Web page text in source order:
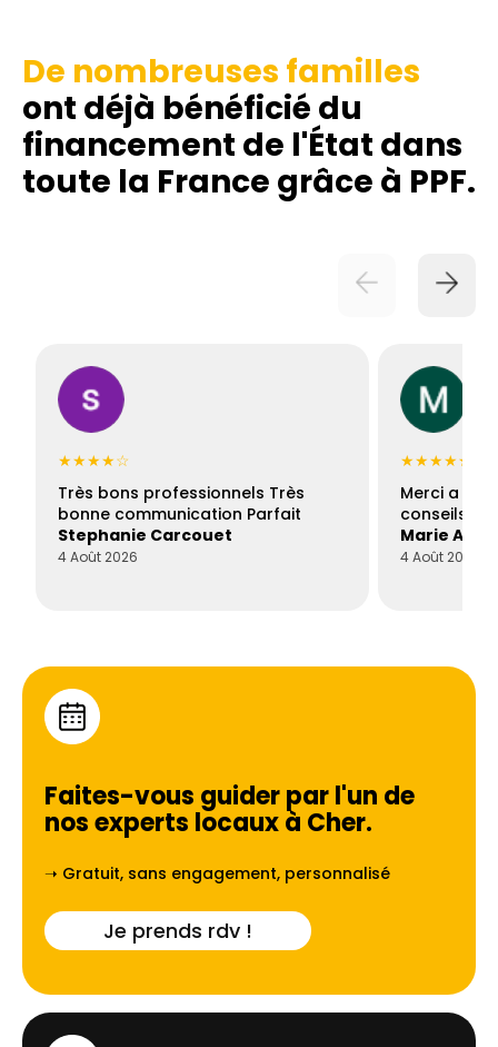
De nombreuses familles
ont déjà bénéficié du
financement de l'État dans
toute la France grâce à PPF.
★★★★☆
Très bons professionnels Très
bonne communication Parfait
Stephanie Carcouet
4 Août 2026
★★★★★
Merci a
conseils
Marie
4 Août 2026
Faites-vous guider par l'un de
nos experts locaux à Cher.
➝ Gratuit, sans engagement, personnalisé
Je prends rdv !